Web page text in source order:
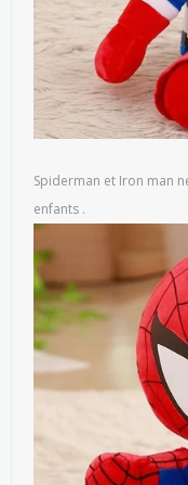
Spiderman et Iron man
enfants .